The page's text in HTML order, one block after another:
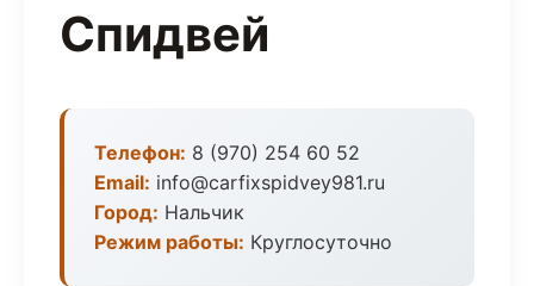
Спидвей
Телефон: 8 (970) 254 60 52
Email: info@carfixspidvey981.ru
Город: Нальчик
Режим работы: Круглосуточно